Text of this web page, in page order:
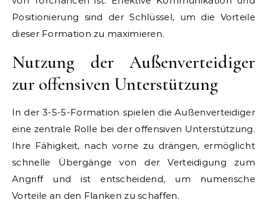
Positionierung sind der Schlüssel, um die Vorteile
dieser Formation zu maximieren.
Nutzung der Außenverteidiger
zur offensiven Unterstützung
In der 3-5-5-Formation spielen die Außenverteidiger
eine zentrale Rolle bei der offensiven Unterstützung.
Ihre Fähigkeit, nach vorne zu drängen, ermöglicht
schnelle Übergänge von der Verteidigung zum
Angriff und ist entscheidend, um numerische
Vorteile an den Flanken zu schaffen.